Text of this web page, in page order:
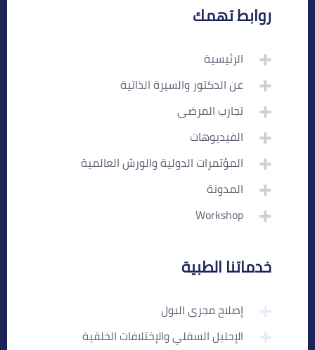
روابط تهمك
الرئيسية
عن الدكتور والسيرة الذاتية
تجارب المرضى
الفيديوهات
المؤتمرات الدولية والورش العالمية
المدونة
Workshop
خدماتنا الطبية
إصلاح مجرى البول
الإحليل السفلي والإختلافات الخلقية